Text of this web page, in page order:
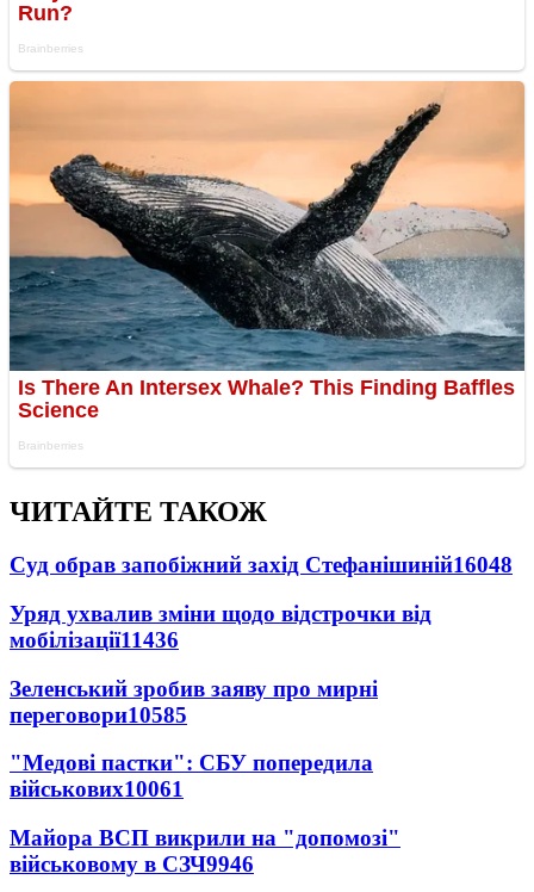
ЧИТАЙТЕ ТАКОЖ
Суд обрав запобіжний захід Стефанішиній16048
Уряд ухвалив зміни щодо відстрочки від
мобілізації11436
Зеленський зробив заяву про мирні
переговори10585
"Медові пастки": СБУ попередила
військових10061
Майора ВСП викрили на "допомозі"
військовому в СЗЧ9946